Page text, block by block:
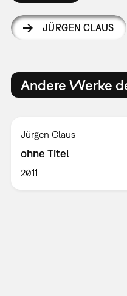
JÜRGEN CLAUS
Andere Werke
Jürgen Claus
ohne Titel
2011